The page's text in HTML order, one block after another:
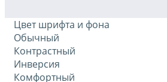
Цвет шрифта и фона
Обычный
Контрастный
Инверсия
Комфортный